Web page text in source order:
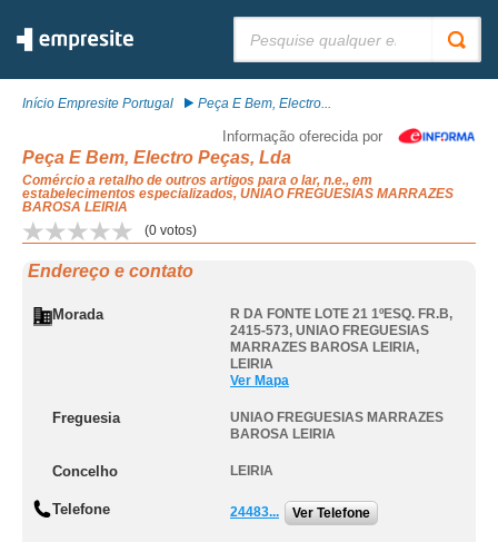
Início Empresite Portugal Peça E Bem, Electro...
Informação oferecida por
Peça E Bem, Electro Peças, Lda
Comércio a retalho de outros artigos para o lar, n.e., em
estabelecimentos especializados, UNIAO FREGUESIAS MARRAZES
BAROSA LEIRIA
(0 votos)
Endereço e contato
Morada
R DA FONTE LOTE 21 1ºESQ. FR.B,
2415-573, UNIAO FREGUESIAS
MARRAZES BAROSA LEIRIA,
LEIRIA
Ver Mapa
Freguesia
UNIAO FREGUESIAS MARRAZES
BAROSA LEIRIA
Concelho LEIRIA
Telefone 24483... Ver Telefone